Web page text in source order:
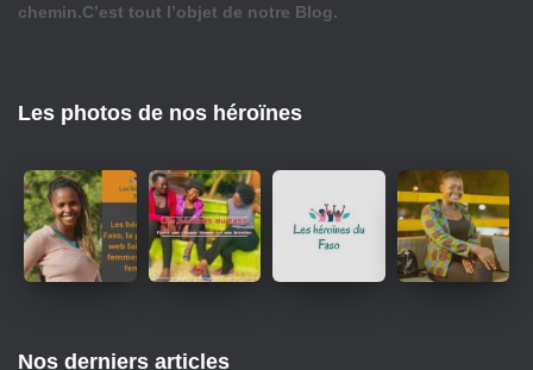
chemin.C’est tout l’objet de notre Blog.
Les photos de nos héroïnes
Nos derniers articles